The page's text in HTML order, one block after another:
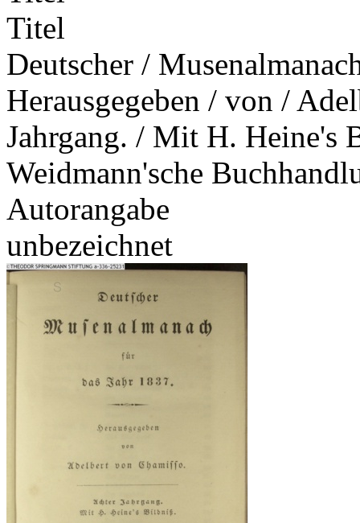
Titel
Deutscher /
Herausgegeben / von /
Jahrgang. / Mit H. Heine's
Weidmann'sche
Autorangabe
unbezeichnet